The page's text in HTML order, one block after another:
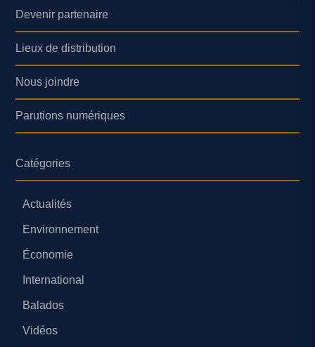
Devenir partenaire
Lieux de distribution
Nous joindre
Parutions numériques
Catégories
Actualités
Environnement
Économie
International
Balados
Vidéos